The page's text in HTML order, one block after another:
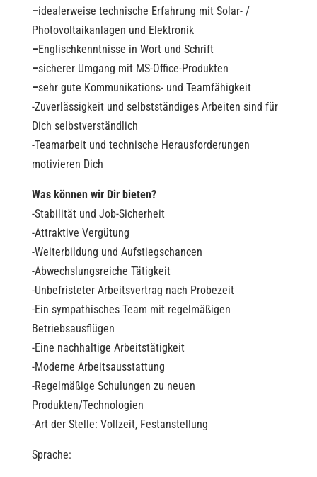
–idealerweise technische Erfahrung mit Solar- /
Photovoltaikanlagen und Elektronik
–Englischkenntnisse in Wort und Schrift
–sicherer Umgang mit MS-Office-Produkten
–sehr gute Kommunikations- und Teamfähigkeit
-Zuverlässigkeit und selbstständiges Arbeiten sind für
Dich selbstverständlich
-Teamarbeit und technische Herausforderungen
motivieren Dich
Was können wir Dir bieten?
-Stabilität und Job-Sicherheit
-Attraktive Vergütung
-Weiterbildung und Aufstiegschancen
-Abwechslungsreiche Tätigkeit
-Unbefristeter Arbeitsvertrag nach Probezeit
-Ein sympathisches Team mit regelmäßigen
Betriebsausflügen
-Eine nachhaltige Arbeitstätigkeit
-Moderne Arbeitsausstattung
-Regelmäßige Schulungen zu neuen
Produkten/Technologien
-Art der Stelle: Vollzeit, Festanstellung
Sprache: